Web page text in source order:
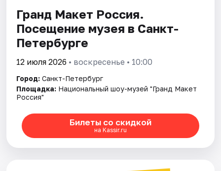
Города
Площадки
Артисты
Рейтинги
Гранд Макет Россия.
Посещение музея в Санкт-
Петербурге
12 июля 2026 • воскресенье • 10:00
Город: Санкт-Петербург
Площадка: Национальный шоу-музей "Гранд Макет
Россия"
Билеты со скидкой
на Kassir.ru